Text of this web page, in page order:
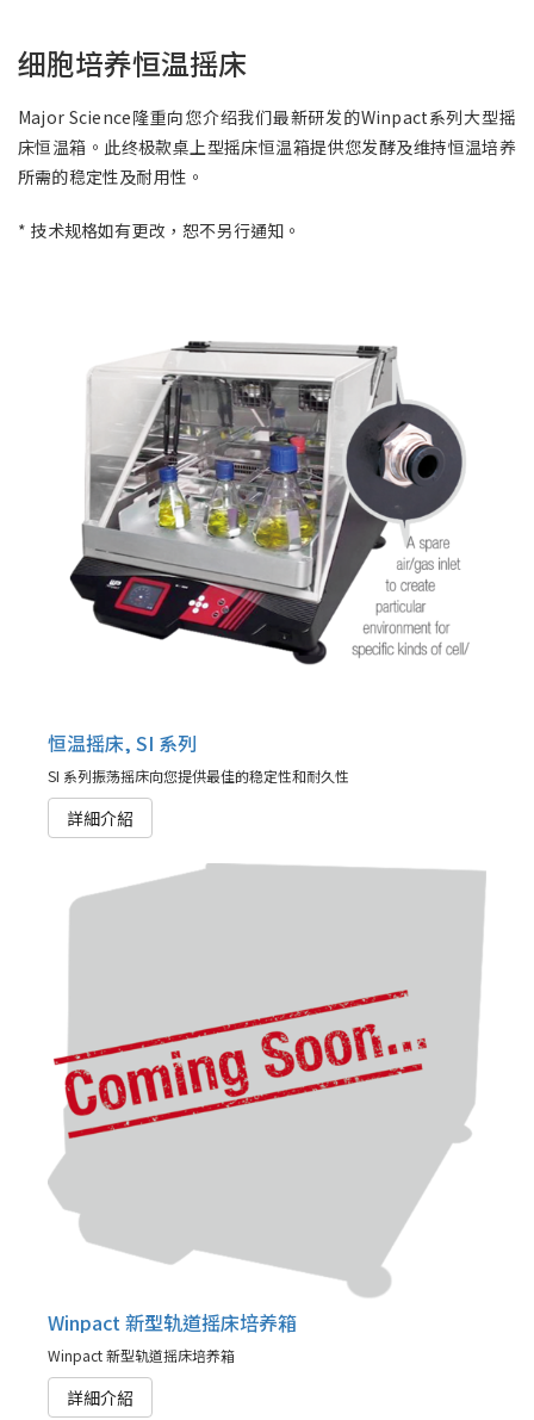
细胞培养恒温摇床
Major Science隆重向您介绍我们最新研发的Winpact系列大型摇
床恒温箱。此终极款桌上型摇床恒温箱提供您发酵及维持恒温培养
所需的稳定性及耐用性。
* 技术规格如有更改，恕不另行通知。
恒温摇床, SI 系列
SI 系列振荡摇床向您提供最佳的稳定性和耐久性
詳細介紹
Winpact 新型轨道摇床培养箱
Winpact 新型轨道摇床培养箱
詳細介紹